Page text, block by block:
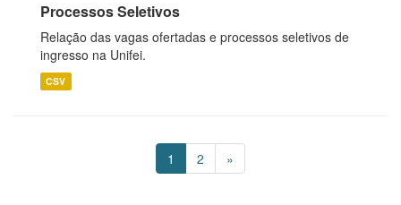
Processos Seletivos
Relação das vagas ofertadas e processos seletivos de
ingresso na Unifei.
CSV
1 2 »